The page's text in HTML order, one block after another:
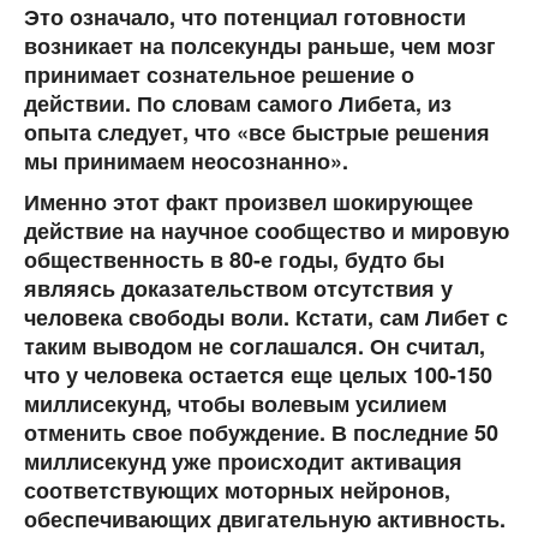
Это означало, что потенциал готовности
возникает на полсекунды раньше, чем мозг
принимает сознательное решение о
действии. По словам самого Либета, из
опыта следует, что «все быстрые решения
мы принимаем неосознанно».
Именно этот факт произвел шокирующее
действие на научное сообщество и мировую
общественность в 80-е годы, будто бы
являясь доказательством отсутствия у
человека свободы воли. Кстати, сам Либет с
таким выводом не соглашался. Он считал,
что у человека остается еще целых 100-150
миллисекунд, чтобы волевым усилием
отменить свое побуждение. В последние 50
миллисекунд уже происходит активация
соответствующих моторных нейронов,
обеспечивающих двигательную активность.